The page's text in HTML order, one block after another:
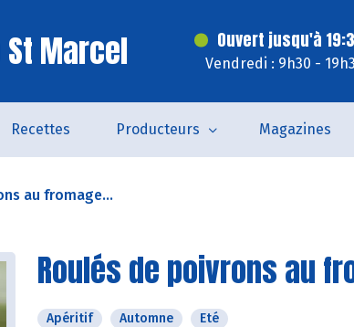
Marcel Ouvert jusqu'à
Vendredi : 9h30 -
Recettes Producteurs Magazines
au fromage...
Roulés de poivrons au
Apéritif Automne Eté